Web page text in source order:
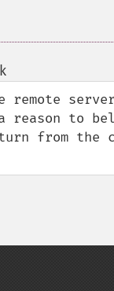
¶
reason to
from the